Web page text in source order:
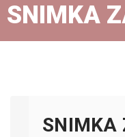
SNIMKA
SNIMKA